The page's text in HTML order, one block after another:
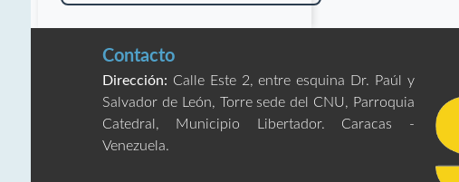
Contacto
Dirección: Calle Este 2, entre esquina Dr. Paúl y
Salvador de León, Torre sede del CNU, Parroquia
Catedral, Municipio Libertador. Caracas -
Venezuela.